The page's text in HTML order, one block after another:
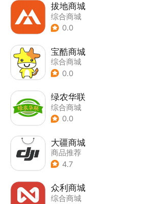
拔地商城
综合商城
0.0
宝酷商城
综合商城
0.0
绿农华联
综合商城
0.0
大疆商城
商品推荐
4.7
众利商城
综合商城